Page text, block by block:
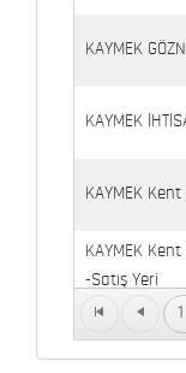
KAYMEK
KAYMEK
KAYMEK
KAYMEK
-Satış Yeri
Kaymek Köşk
1